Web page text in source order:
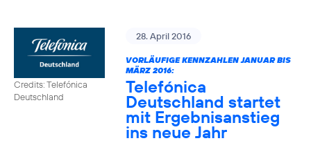
Credits: Telefónica
Deutschland
28. April 2016
VORLÄUFIGE KENNZAHLEN JANUAR BIS
MÄRZ 2016:
Telefónica
Deutschland startet
mit Ergebnisanstieg
ins neue Jahr